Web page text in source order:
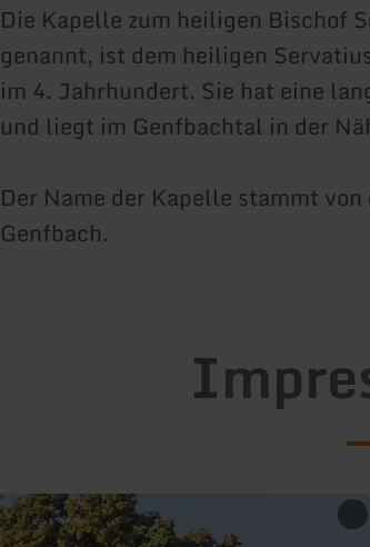
Die Kapelle zum heiligen Bischof
genannt, ist dem heiligen
im 4. Jahrhundert. Sie hat eine
und liegt im Genfbachtal in der
Der Name der Kapelle stammt
Genfbach.